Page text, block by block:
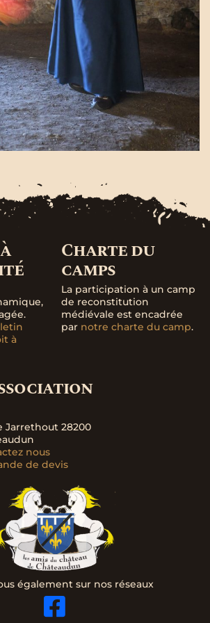
Jarrethout 28200
nous
de devis
à
Charte du
camps
La participation à un camp
de reconstitution
médiévale est encadrée
par notre charte du camp.
également sur nos réseaux